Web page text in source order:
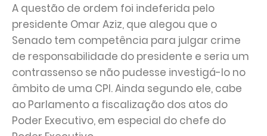
A questão de ordem foi indeferida pelo
presidente Omar Aziz, que alegou que o
Senado tem competência para julgar crime
de responsabilidade do presidente e seria um
contrassenso se não pudesse investigá-lo no
âmbito de uma CPI. Ainda segundo ele, cabe
ao Parlamento a fiscalização dos atos do
Poder Executivo, em especial do chefe do